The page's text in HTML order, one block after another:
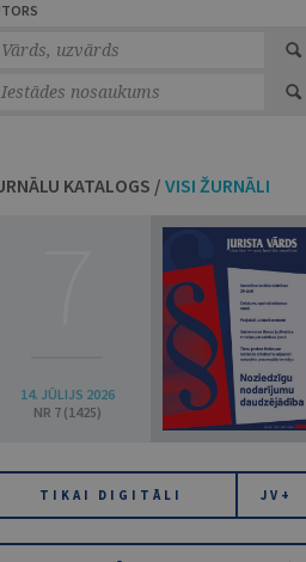
KATALOGS /VISI ŽURNĀLI
14. JŪLIJS 2026
NR 7 (1425)
TIKAI DIGITĀLI JV+